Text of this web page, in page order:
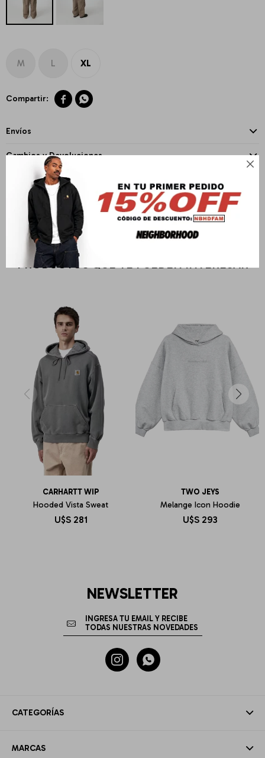

M L XL
 
Envíos
Cambios y Devoluciones
Medios de pago
PRODUCTOS QUE TE PUEDEN INTERESAR
CARHARTT WIP
Hooded Vista Sweat
U$S 281
TWO JEYS
Melange Icon Hoodie
U$S 293
CATEGORÍAS
MARCAS
NEWSLETTER
 